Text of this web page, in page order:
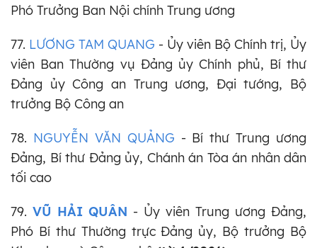
Phó Trưởng Ban Nội chính Trung ương
77. LƯƠNG TAM QUANG - Ủy viên Bộ Chính trị, Ủy
viên Ban Thường vụ Đảng ủy Chính phủ, Bí thư
Đảng ủy Công an Trung ương, Đại tướng, Bộ
trưởng Bộ Công an
78. NGUYỄN VĂN QUẢNG - Bí thư Trung ương
Đảng, Bí thư Đảng ủy, Chánh án Tòa án nhân dân
tối cao
79. VŨ HẢI QUÂN - Ủy viên Trung ương Đảng,
Phó Bí thư Thường trực Đảng ủy, Bộ trưởng Bộ